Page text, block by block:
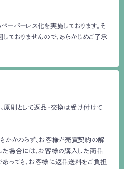
パーレス化を実施しております。そ
ておりませんので、あらかじめご了承
原則として返品・交換は受け付けて
かかわらず、お客様が売買契約の解
た場合には、お客様の購入した商品
っても、お客様に返品送料をご負担